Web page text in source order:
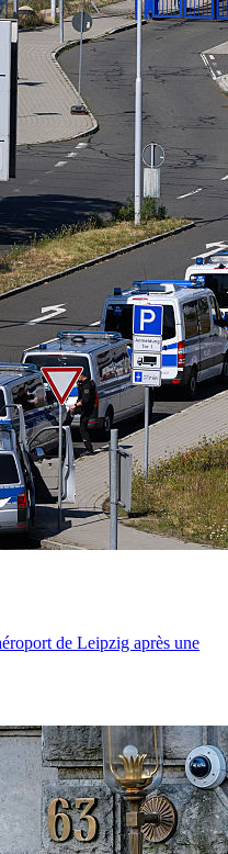
de Leipzig après une